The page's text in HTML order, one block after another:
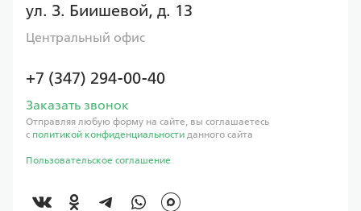
ул. З. Биишевой, д. 13
Центральный офис
+7 (347) 294-00-40
Заказать звонок
Отправляя любую форму на сайте, вы соглашаетесь
с политикой конфиденциальности данного сайта
Пользовательское соглашение